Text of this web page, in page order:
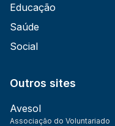
Educação
Saúde
Social
Outros sites
Avesol
Associação do Voluntariado